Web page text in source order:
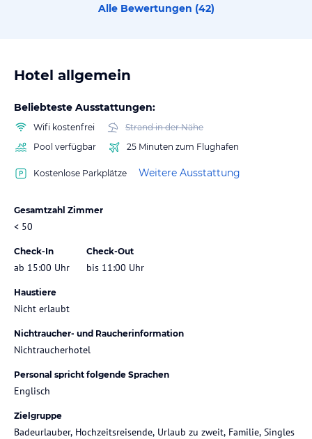
Alle Bewertungen (42)
Hotel allgemein
Beliebteste Ausstattungen:
Wifi kostenfrei
Strand in der Nähe
Pool verfügbar
25 Minuten zum Flughafen
Kostenlose Parkplätze Weitere Ausstattung
Gesamtzahl Zimmer
< 50
Check-In
ab 15:00 Uhr
Check-Out
bis 11:00 Uhr
Haustiere
Nicht erlaubt
Nichtraucher- und Raucherinformation
Nichtraucherhotel
Personal spricht folgende Sprachen
Englisch
Zielgruppe
Badeurlauber, Hochzeitsreisende, Urlaub zu zweit, Familie, Singles